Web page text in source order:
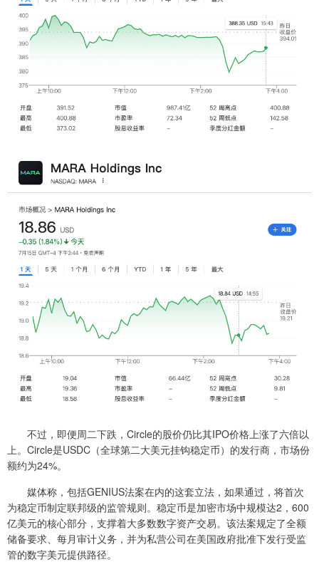
不过，即便周二下跌，Circle的股价仍比其IPO价格上涨了六倍以
上。Circle是USDC（全球第二大美元挂钩稳定币）的发行商，市场份
额约为24%。
媒体称，包括GENIUS法案在内的这套立法，如果通过，将首次
为稳定币制定联邦级的监管规则。稳定币是加密市场中规模达2，600
亿美元的核心部分，支撑着大多数数字资产交易。该法案规定了全额
储备要求、每月审计义务，并为私营公司在美国政府批准下发行受监
管的数字美元提供路径。